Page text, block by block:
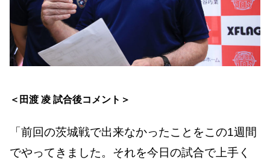
＜田渡 凌 試合後コメント＞
「前回の茨城戦で出来なかったことをこの1週間
でやってきました。それを今日の試合で上手く